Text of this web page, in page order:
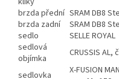
brzda přední SRAM DB8
brzda zadní
SRAM DB8
sedlo
SELLE ROYAL
sedlová
objímka
CRUSSIS AL,
sedlovka
X-FUSION